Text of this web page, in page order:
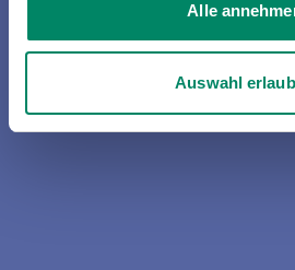
Alle
Auswahl